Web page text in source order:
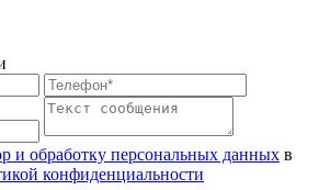
и обработку персональных данных в
конфиденциальности